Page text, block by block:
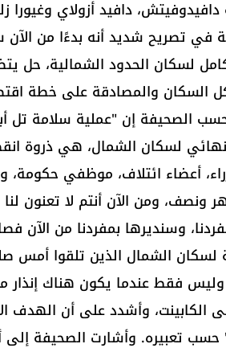
دافيد أزولاي
في تصريح شديد أنه بدءًا من
لسكان الحدود الشمالية، حل
السكان والمصادقة على خطة
الصحيفة إن "عملية سلامة تل
لسكان الشمال، هي ذروة
أعضاء ائتلاف، موظفي حكومة،
ومن الآن أنتم لا تعنون لنا
وسنديرها بمفردنا من الآن
وليس فقط عندما يكون هناك
الكابينت، وأشدد على أن الهدف
حسب تعبيره. وأشارت الصحيفة